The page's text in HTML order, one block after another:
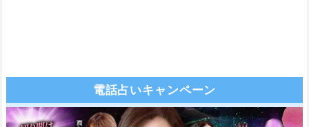
電話占いキャンペーン